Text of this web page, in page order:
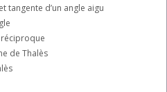
tangente d’un angle aigu
réciproque
de Thalès